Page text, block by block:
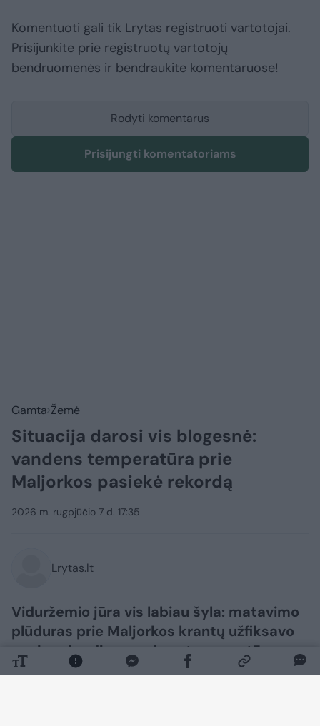
Komentuoti gali tik Lrytas registruoti vartotojai.
Prisijunkite prie registruotų vartotojų
bendruomenės ir bendraukite komentaruose!
Rodyti komentarus
Prisijungti komentatoriams
Gamta Žemė
Situacija darosi vis blogesnė:
vandens temperatūra prie
Maljorkos pasiekė rekordą
2026 m. rugpjūčio 7 d. 17:35
Lrytas.lt
Viduržemio jūra vis labiau šyla: matavimo
plūduras prie Maljorkos krantų užfiksavo
naują rekordinę vandens temperatūrą –
33,02 laipsnio, pranešė Ispanijos